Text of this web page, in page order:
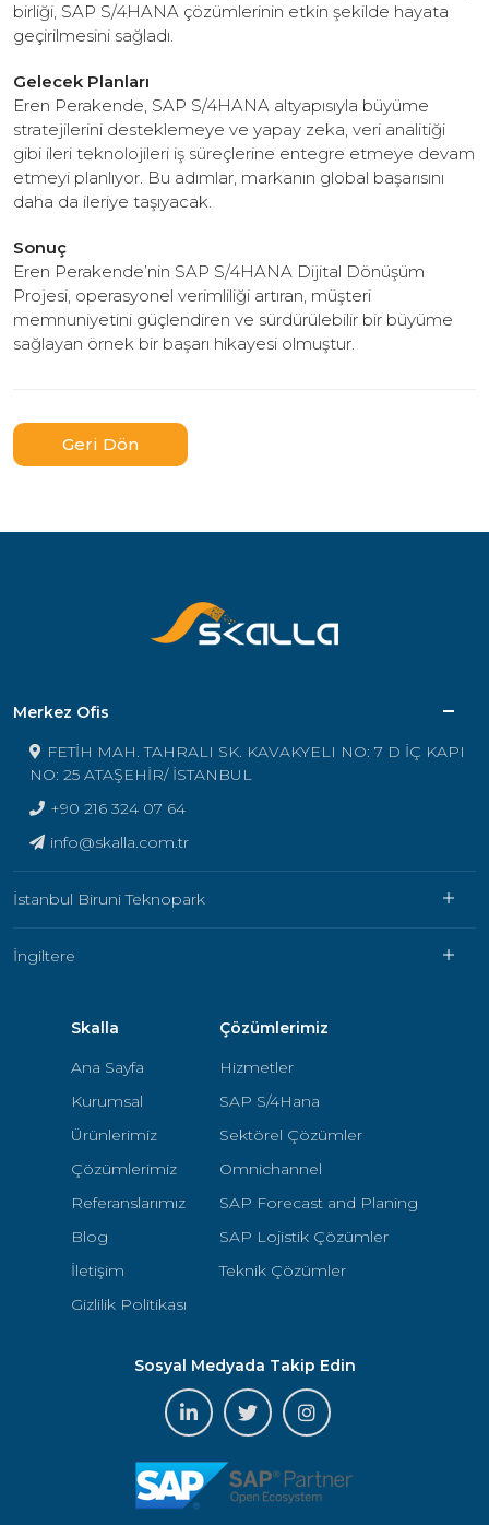
birliği, SAP S/4HANA çözümlerinin etkin şekilde hayata
geçirilmesini sağladı.
Gelecek Planları
Eren Perakende, SAP S/4HANA altyapısıyla büyüme
stratejilerini desteklemeye ve yapay zeka, veri analitiği
gibi ileri teknolojileri iş süreçlerine entegre etmeye devam
etmeyi planlıyor. Bu adımlar, markanın global başarısını
daha da ileriye taşıyacak.
Sonuç
Eren Perakende’nin SAP S/4HANA Dijital Dönüşüm
Projesi, operasyonel verimliliği artıran, müşteri
memnuniyetini güçlendiren ve sürdürülebilir bir büyüme
sağlayan örnek bir başarı hikayesi olmuştur.
Geri Dön
Merkez Ofis
FETİH MAH. TAHRALI SK. KAVAKYELI NO: 7 D İÇ KAPI
NO: 25 ATAŞEHİR/ İSTANBUL
+90 216 324 07 64
info@skalla.com.tr
İstanbul Biruni Teknopark
İngiltere
Skalla
Ana Sayfa
Kurumsal
Ürünlerimiz
Çözümlerimiz
Referanslarımız
Blog
İletişim
Gizlilik Politikası
Çözümlerimiz
Hizmetler
SAP S/4Hana
Sektörel Çözümler
Omnichannel
SAP Forecast and Planing
SAP Lojistik Çözümler
Teknik Çözümler
Sosyal Medyada Takip Edin